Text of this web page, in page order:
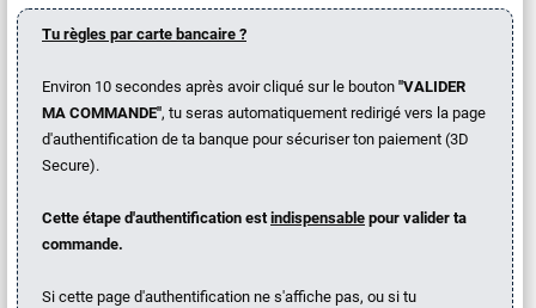
Tu règles par carte bancaire ?
Environ 10 secondes après avoir cliqué sur le bouton "VALIDER
MA COMMANDE", tu seras automatiquement redirigé vers la page
d'authentification de ta banque pour sécuriser ton paiement (3D
Secure).
Cette étape d'authentification estindispensable pour valider ta
commande.
Si cette page d'authentification ne s'affiche pas, ou si tu